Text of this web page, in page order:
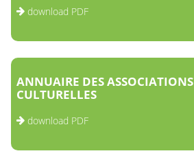
download PDF
ANNUAIRE DES ASSOCIATIONS
CULTURELLES
download PDF